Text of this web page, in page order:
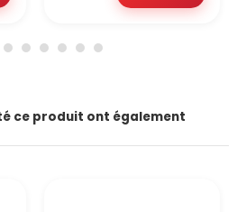
ce produit ont également